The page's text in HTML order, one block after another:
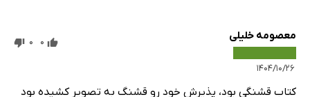
معصومه خلیلی
۱۴۰۴/۱۰/۲۶
0
0
کتاب قشنگی بود، پذیرش خود رو قشنگ به تصویر کشیده بود